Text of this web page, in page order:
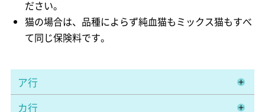
ださい。
猫の場合は、品種によらず純血猫もミックス猫もすべ
て同じ保険料です。
ア行
カ行